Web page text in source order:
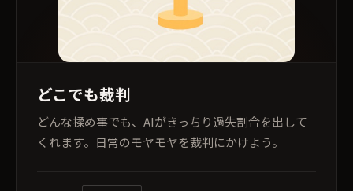
どこでも裁判
どんな揉め事でも、AIがきっちり過失割合を出して
くれます。日常のモヤモヤを裁判にかけよう。